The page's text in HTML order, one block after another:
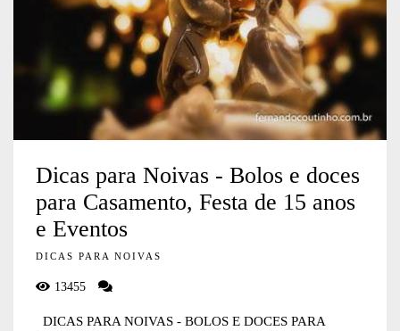
Dicas para Noivas - Bolos e doces
para Casamento, Festa de 15 anos
e Eventos
DICAS PARA NOIVAS
13455
DICAS PARA NOIVAS - BOLOS E DOCES PARA